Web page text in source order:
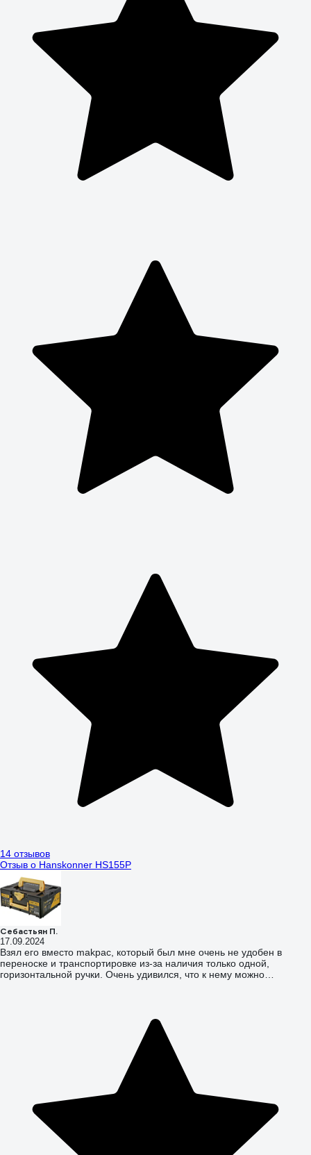
14 отзывов
Отзыв о Hanskonner HS155P
Себастьян П.
17.09.2024
Взял его вместо makpac, который был мне очень не удобен в
переноске и транспортировке из-за наличия только одной,
горизонтальной ручки. Очень удивился, что к нему можно
нем вполне возможно. Из недостатков - это в первую очередь
цена, второе - это защелка, она единственная и не производить
ощущение очень надежной, если она сломается, то вопрос как
закрыть ящик и где взять другую будет очень острый,
альтернативных нет. Кроме того, при данной защелке "натянуть"
крышку, когда что-то внутри не много упирается в нее не
получается. Для тех, кто любит таскать такие ящики на плече - есть
специальные приспособления, чтобы пропустить стропу.